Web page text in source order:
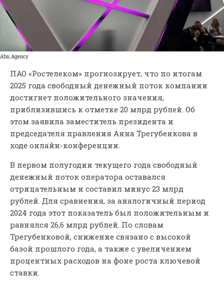
Abn.Agency
ПАО «Ростелеком» прогнозирует, что по итогам
2025 года свободный денежный поток компании
достигнет положительного значения,
приблизившись к отметке 20 млрд рублей. Об
этом заявила заместитель президента и
председателя правления Анна Трегубенкова в
ходе онлайн-конференции.
В первом полугодии текущего года свободный
денежный поток оператора оставался
отрицательным и составил минус 23 млрд
рублей. Для сравнения, за аналогичный период
2024 года этот показатель был положительным и
равнялся 26,6 млрд рублей. По словам
Трегубенковой, снижение связано с высокой
базой прошлого года, а также с увеличением
процентных расходов на фоне роста ключевой
ставки.